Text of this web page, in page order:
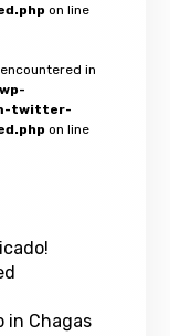
on line
in
twitter-
on line
in Chagas